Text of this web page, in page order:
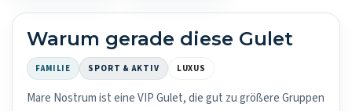
Warum gerade diese Gulet
FAMILIE SPORT & AKTIV LUXUS
Mare Nostrum ist eine VIP Gulet, die gut zu größere Gruppen